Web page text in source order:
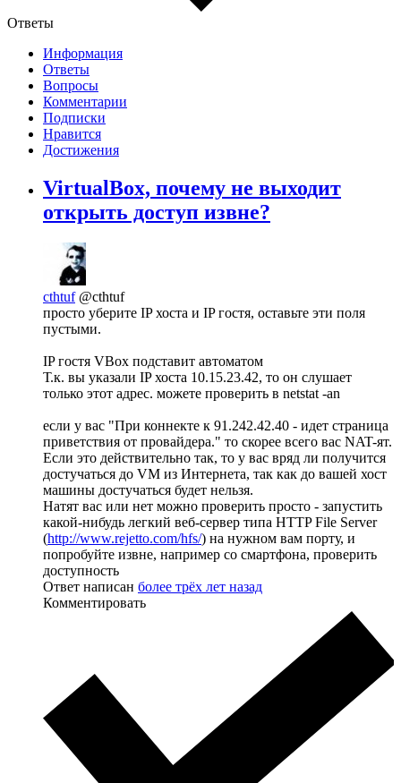
Ответы
Информация
Ответы
Вопросы
Комментарии
Подписки
Нравится
Достижения
VirtualBox, почему не выходит
открыть доступ извне?
cthtuf @cthtuf
просто уберите IP хоста и IP гостя, оставьте эти поля
пустыми.
IP гостя VBox подставит автоматом
Т.к. вы указали IP хоста 10.15.23.42, то он слушает
только этот адрес. можете проверить в netstat -an
если у вас "При коннекте к 91.242.42.40 - идет страница
приветствия от провайдера." то скорее всего вас NAT-ят.
Если это действительно так, то у вас вряд ли получится
достучаться до VM из Интернета, так как до вашей хост
машины достучаться будет нельзя.
Натят вас или нет можно проверить просто - запустить
какой-нибудь легкий веб-сервер типа HTTP File Server
(http://www.rejetto.com/hfs/) на нужном вам порту, и
попробуйте извне, например со смартфона, проверить
доступность
Ответ написан более трёх лет назад
Комментировать